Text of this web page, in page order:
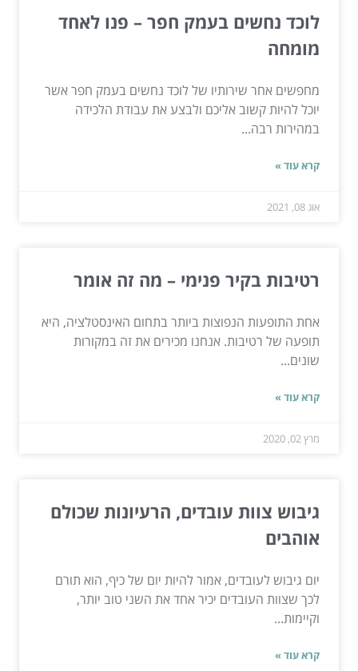
לוכד נחשים בעמק חפר – פנו לאחד
מומחה
מחפשים אחר שירותיו של לוכד נחשים בעמק חפר אשר
יוכל להיות קשוב אליכם ולבצע את עבודת הלכידה
במהירות רבה...
קרא עוד »
אוג 08, 2021
רטיבות בקיר פנימי – מה זה אומר
אחת התופעות הנפוצות ביותר בתחום האינסטלציה, היא
תופעה של רטיבות. אנחנו מכירים את זה במקורות
שונים...
קרא עוד »
מרץ 02, 2020
גיבוש צוות עובדים, הרעיונות שכולם
אוהבים
יום גיבוש לעובדים, אמור להיות יום של כיף, הוא תורם
לכך שצוות העובדים יכיר אחד את השני טוב יותר,
וקיימות...
קרא עוד »